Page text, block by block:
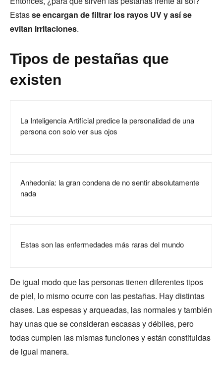
Estasse encargan de filtrar los rayos UV y así se
evitan irritaciones.
Tipos de pestañas que
existen
La Inteligencia Artificial predice la personalidad de una
persona con solo ver sus ojos
Anhedonia: la gran condena de no sentir absolutamente
nada
Estas son las enfermedades más raras del mundo
De igual modo que las personas tienen diferentes tipos
de piel, lo mismo ocurre con las pestañas. Hay distintas
clases. Las espesas y arqueadas, las normales y también
hay unas que se consideran escasas y débiles, pero
todas cumplen las mismas funciones y están constituidas
de igual manera.